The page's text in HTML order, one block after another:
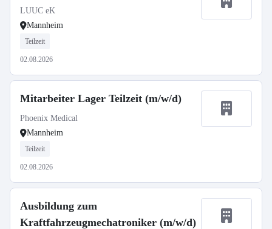
LUUC eK
Mannheim
Teilzeit
02.08.2026
Mitarbeiter Lager Teilzeit (m/w/d)
Phoenix Medical
Mannheim
Teilzeit
02.08.2026
Ausbildung zum
Kraftfahrzeugmechatroniker (m/w/d)